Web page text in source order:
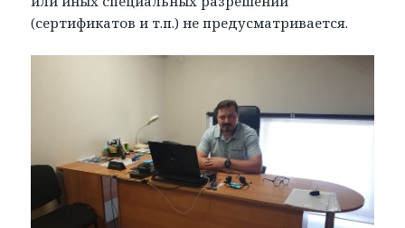
(сертификатов и т.п.) не предусматривается.